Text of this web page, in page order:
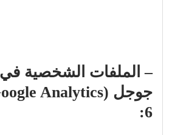
– الملفات الشخصية في
6: